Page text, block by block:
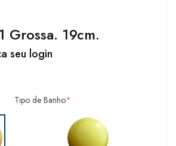
Grossa. 19cm.
seu login
Tipo de Banho*